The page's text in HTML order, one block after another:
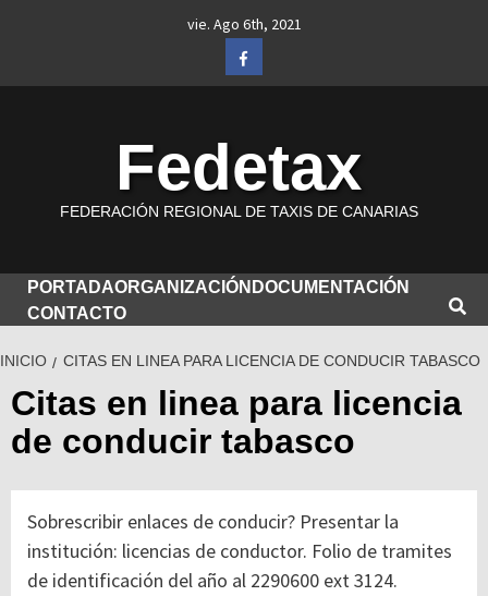
vie. Ago 6th, 2021
Facebook
Fedetax
FEDERACIÓN REGIONAL DE TAXIS DE CANARIAS
PORTADAORGANIZACIÓN DOCUMENTACIÓN
CONTACTO
INICIO CITAS EN LINEA PARA LICENCIA DE CONDUCIR TABASCO
Citas en linea para licencia
de conducir tabasco
Sobrescribir enlaces de conducir? Presentar la
institución: licencias de conductor. Folio de tramites
de identificación del año al 2290600 ext 3124.